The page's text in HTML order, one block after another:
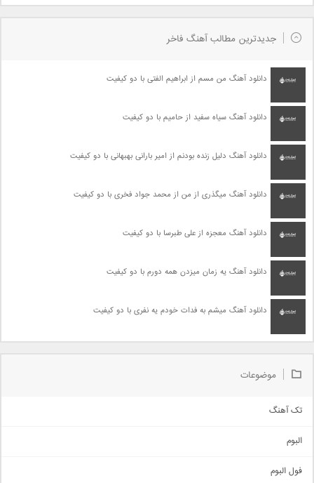
جدیدترین مطالب آهنگ فاخر
دانلود آهنگ من مسم از ابراهیم الفتی با دو کیفیت
دانلود آهنگ سیاه سفید از حامیم با دو کیفیت
دانلود آهنگ دلیل زنده بودنم از امیر بارانی بهبهانی با دو کیفیت
دانلود آهنگ میگذری از من از محمد جواد فخری با دو کیفیت
دانلود آهنگ معجزه از علی طبرسا با دو کیفیت
دانلود آهنگ یه زمان میزدن همه دورم با دو کیفیت
دانلود آهنگ میشم به فدات خودم یه نفری با دو کیفیت
موضوعات
تک آهنگ
اجتماعی
البوم
فول البوم